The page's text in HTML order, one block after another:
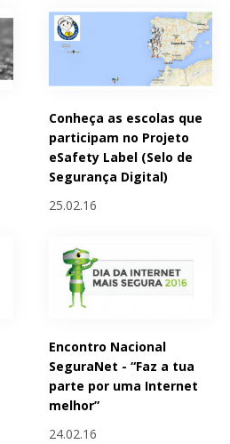
Conheça as escolas que
participam no Projeto
eSafety Label (Selo de
Segurança Digital)
25.02.16
Encontro Nacional
SeguraNet - “Faz a tua
parte por uma Internet
melhor”
24.02.16